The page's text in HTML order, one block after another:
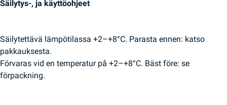
Säilytys-, ja käyttöohjeet
Säilytettävä lämpötilassa +2–+8°C. Parasta ennen: katso
pakkauksesta.
Förvaras vid en temperatur på +2–+8°C. Bäst före: se
förpackning.